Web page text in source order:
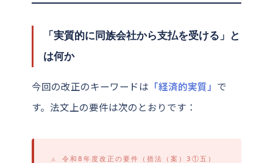
「実質的に同族会社から支払を受ける」と
は何か
今回の改正のキーワードは 「経済的実質」 で
す。法文上の要件は次のとおりです：
⚠ 令和8年度改正の要件（措法（案）3①五）